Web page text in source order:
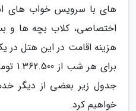
های با سرویس خواب های
اختصاصی، کلاب بچه ها و
جدول زیر بعضی از دیگر
خواهیم کرد.